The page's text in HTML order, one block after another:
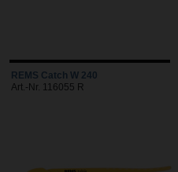
REMS Catch W 240
Art.-Nr. 116055 R